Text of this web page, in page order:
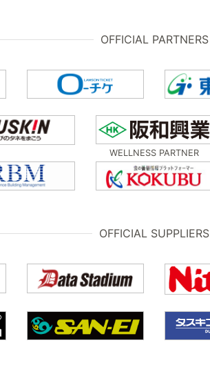
OFFICIAL PARTNERS
WELLNESS PARTNER
OFFICIAL SUPPLIERS